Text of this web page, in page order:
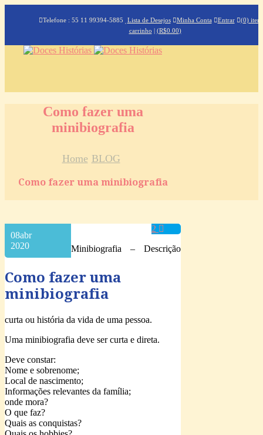
Telefone : 55 11 99394-5885 Lista de Desejos Minha Conta Entrar
(0)
carrinho | (R$0.00)
Como fazer uma
minibiografia
Home BLOG
Como fazer uma minibiografia
08abr
2020
2
Como fazer uma
minibiografia
Minibiografia – Descrição
curta ou história da vida de uma pessoa.
Uma minibiografia deve ser curta e direta.
Deve constar:
Nome e sobrenome;
Local de nascimento;
Informações relevantes da família;
onde mora?
O que faz?
Quais as conquistas?